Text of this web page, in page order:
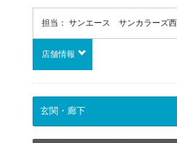
担当： サンエース サンカラーズ西
店舗情報